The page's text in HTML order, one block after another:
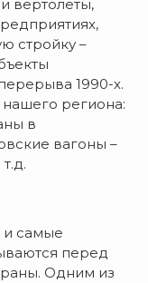
вертолеты,
стройку –
1990-х.
региона:
в
вагоны –
самые
перед
Одним из